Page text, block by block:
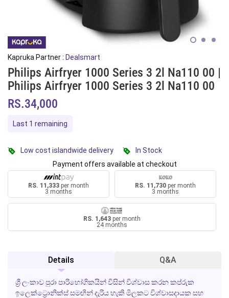
Kapruka Partner : Dealsmart
Philips Airfryer 1000 Series 3 2l Na110 00 |
Philips Airfryer 1000 Series 3 2l Na110 00
RS.34,000
Last 1 remaining
Low cost islandwide delivery
In Stock
Payment offers available at checkout
RS. 11,333 per month
3 months
RS. 11,730 per month
3 months
RS. 1,643 per month
24 months
Details Q&A
ශ්‍රී ලංකාව පුරා පාරිභෝගිකයින් විසින් විශ්වාස කරන කප්රුක
ඉලෙක්ට්‍රොනික්ස් සමඟින් දැරිය හැකි මිලකට විශ්වාසදායක සහ